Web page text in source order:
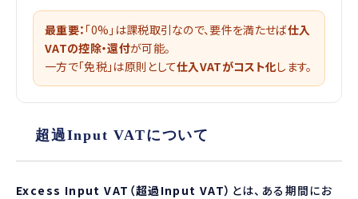
最重要： 「0%」は課税取引なので、要件を満たせば仕入
VATの控除・還付が可能。
一方で「免税」は原則として仕入VATがコスト化します。
超過Input VATについて
Excess Input VAT（超過Input VAT） とは、ある期間にお